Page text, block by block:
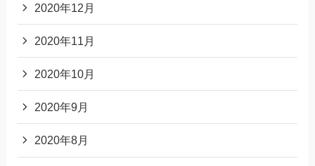
2020年12月
2020年11月
2020年10月
2020年9月
2020年8月